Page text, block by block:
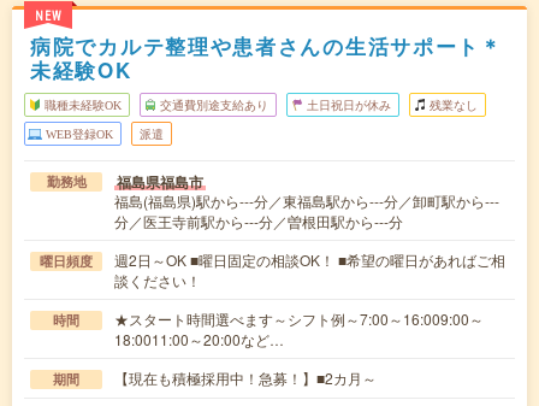
NEW
病院でカルテ整理や患者さんの生活サポート＊
未経験OK
職種未経験OK 交通費別途支給あり 土日祝日が休み 残業なし
WEB登録OK 派遣
勤務地 福島県福島市
福島(福島県)駅から---分／東福島駅から---分／卸町駅から---
分／医王寺前駅から---分／曽根田駅から---分
曜日頻度
週2日～OK ■曜日固定の相談OK！ ■希望の曜日があればご相
談ください！
時間
★スタート時間選べます～シフト例～7:00～16:009:00～
18:0011:00～20:00など…
期間 【現在も積極採用中！急募！】■2カ月～